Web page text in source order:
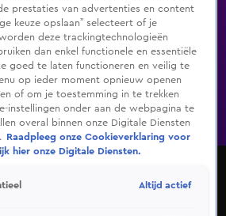
Programma's De Bondgenoten
Shop
vibe!
prestaties van advertenties en content
keuze opslaan” selecteert of je
deze trackingtechnologieën
dan enkel functionele en essentiële
goed te laten functioneren en veilig te
op ieder moment opnieuw openen
of om je toestemming in te trekken
instellingen onder aan de webpagina te
overal binnen onze Digitale Diensten
Raadpleeg onze Cookieverklaring voor
hier onze Digitale Diensten.
Altijd actief